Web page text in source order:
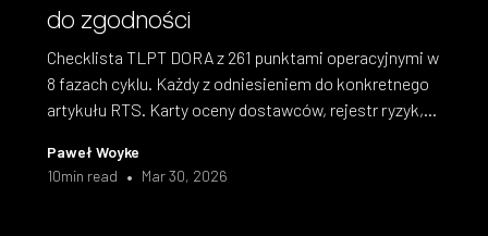
do zgodności
Checklista TLPT DORA z 261 punktami operacyjnymi w
8 fazach cyklu. Każdy z odniesieniem do konkretnego
artykułu RTS. Karty oceny dostawców, rejestr ryzyk,
Paweł Woyke
10min read • Mar 30, 2026